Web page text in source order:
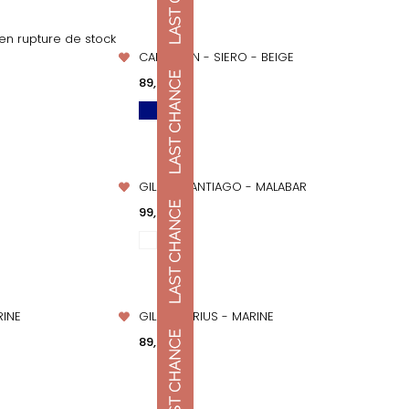
succès
rupture de stock
CARDIGAN - SIERO - BEIGE
Prix
89,00 €
GILET - SANTIAGO - MALABAR
Prix
99,00 €
GILET - SIRIUS - MARINE
Prix
89,00 €